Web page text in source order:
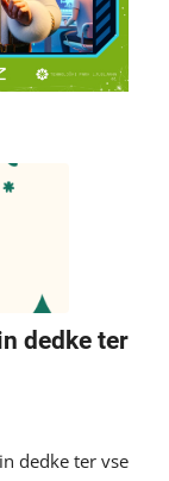
dedke ter
dedke ter vse